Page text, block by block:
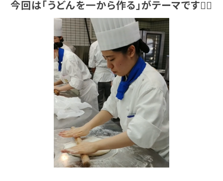
Wライセンスコース
インターンシップ
活躍する卒業生
今回は「うどんを一から作る」がテーマです🏋🏼